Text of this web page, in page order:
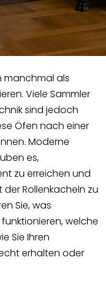
manchmal als
Viele Sammler
sind jedoch
Öfen nach einer
Moderne
es,
zu erreichen und
Rollenkacheln zu
Sie, was
welche
Sie Ihren
erhalten oder